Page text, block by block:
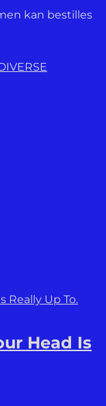
kan bestilles
Head Is